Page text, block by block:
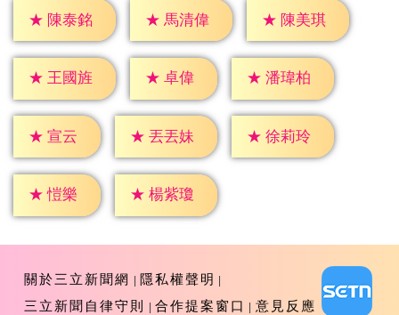
★ 陳泰銘 ★ 馬清偉 ★ 陳美琪
★ 王國旌 ★ 卓偉 ★ 潘瑋柏
★ 宣云 ★ 丟丟妹 ★ 徐莉玲
★ 愷樂 ★ 楊紫瓊
關於三立新聞網
隱私權聲明
三立新聞自律守則
合作提案窗口 意見反應